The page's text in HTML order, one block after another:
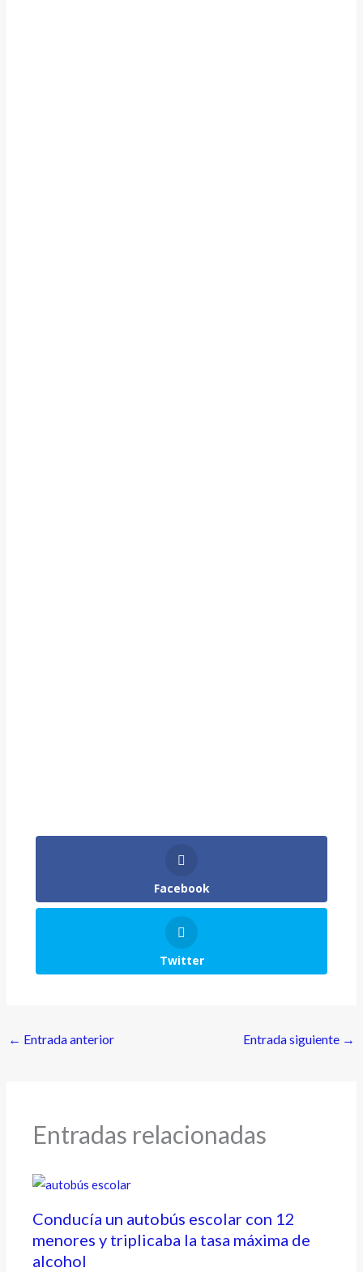
Facebook
Twitter
← Entrada anterior Entrada siguiente →
Entradas relacionadas
Conducía un autobús escolar con 12
menores y triplicaba la tasa máxima de
alcohol